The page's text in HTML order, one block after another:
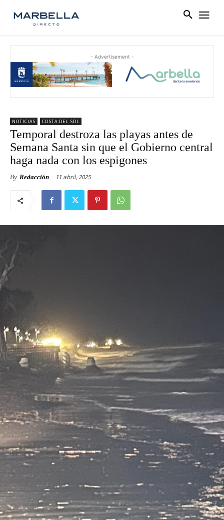
- Advertisement -
NOTICIAS COSTA DEL SOL
Temporal destroza las playas antes de
Semana Santa sin que el Gobierno central
haga nada con los espigones
By Redacción 11 abril, 2025